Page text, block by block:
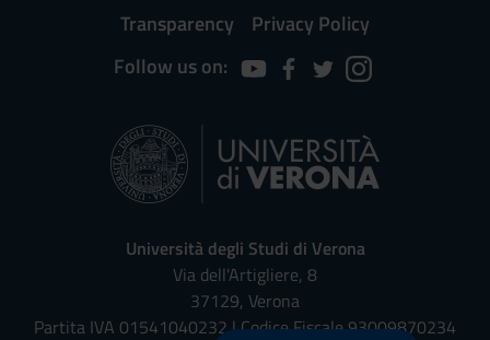
Transparency
Privacy Policy
Follow us on:
Università degli Studi di Verona
Via dell'Artigliere, 8
37129, Verona
Partita IVA 01541040232 | Codice Fiscale 93009870234